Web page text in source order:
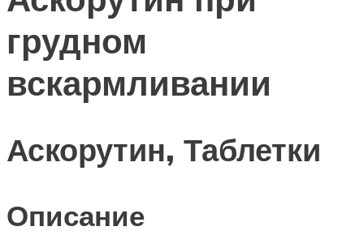
грудном
вскармливании
Аскорутин, Таблетки
Описание